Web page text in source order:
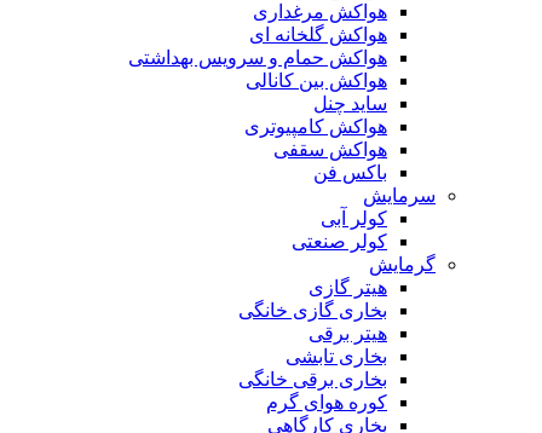
هواکش مرغداری
هواکش گلخانه ای
هواکش حمام و سرویس بهداشتی
هواکش بین کانالی
ساید چنل
هواکش کامپیوتری
هواکش سقفی
باکس فن
سرمایش
کولر آبی
کولر صنعتی
گرمایش
هیتر گازی
بخاری گازی خانگی
هیتر برقی
بخاری تابشی
بخاری برقی خانگی
کوره هوای گرم
بخاری کارگاهی